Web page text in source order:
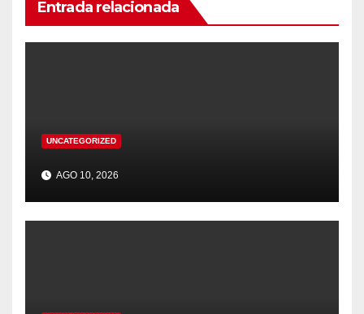
Entrada relacionada
UNCATEGORIZED
AGO 10, 2026